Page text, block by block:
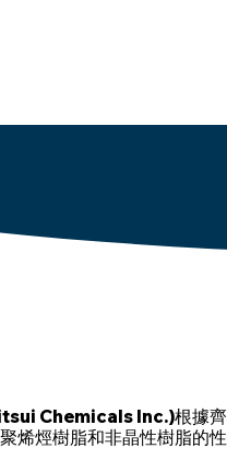
Chemicals Inc.)根據齊
烴樹脂和非晶性樹脂的性